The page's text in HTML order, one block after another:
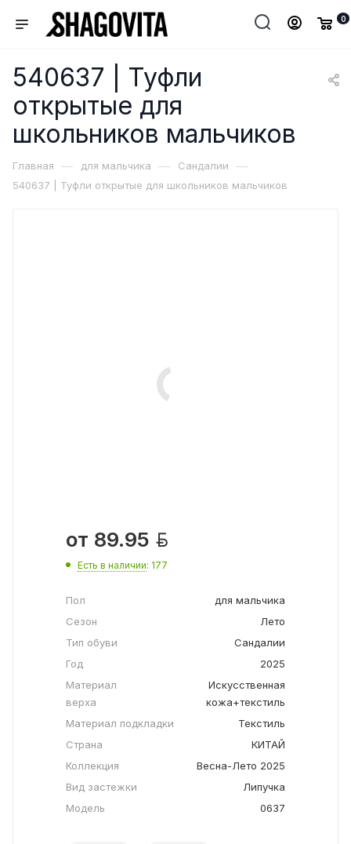
0
540637 | Туфли
открытые для
школьников мальчиков
Главная — для мальчика — Сандалии —
540637 | Туфли открытые для школьников мальчиков
от 89.95 
Есть в наличии: 177
Пол
для мальчика
Сезон
Лето
Тип обуви
Сандалии
Год
2025
Материал
верха
Искусственная
кожа+текстиль
Материал подкладки
Текстиль
Страна
КИТАЙ
Коллекция
Весна-Лето 2025
Вид застежки
Липучка
Модель
0637